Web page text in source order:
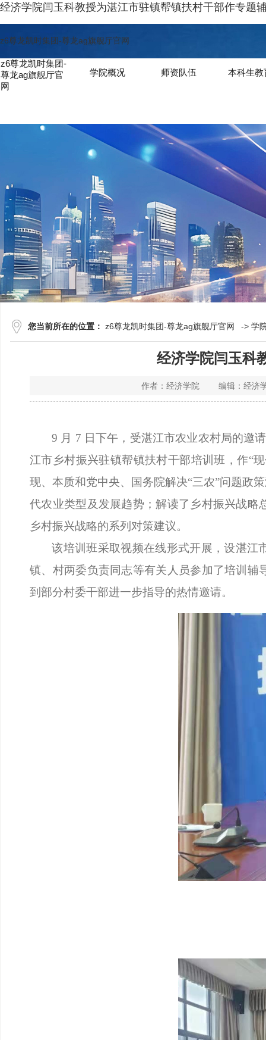
经济学院闫玉科教授为湛江市驻镇帮镇扶村干部作专题
z6尊龙凯时集团-尊龙ag旗舰厅官网
z6尊龙凯时集团-
尊龙ag旗舰厅官
网
学院概况 师资队伍 本科生教
您当前所在的位置： z6尊龙凯时集团-尊龙ag旗舰厅官网 -> 学
经济学院闫玉科
作者：经济学院 编辑：经
9 月 7 日下午，受湛江市农业农村局的邀
江市乡村振兴驻镇帮镇扶村干部培训班，作“
现、本质和党中央、国务院解决“三农”问题政
代农业类型及发展趋势；解读了乡村振兴战
乡村振兴战略的系列对策建议。
该培训班采取视频在线形式开展，设湛江
镇、村两委负责同志等有关人员参加了培训
到部分村委干部进一步指导的热情邀请。